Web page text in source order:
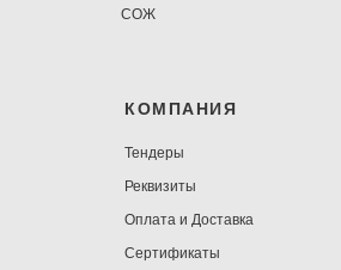
СОЖ
КОМПАНИЯ
Тендеры
Реквизиты
Оплата и Доставка
Сертификаты